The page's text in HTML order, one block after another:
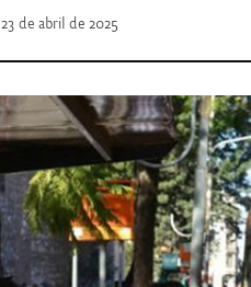
23 de abril de 2025